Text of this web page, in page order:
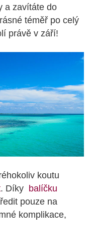
a zavítáte do
téměř po celý
právě v září!
koutu
. Díky balíčku
pouze na
komplikace,